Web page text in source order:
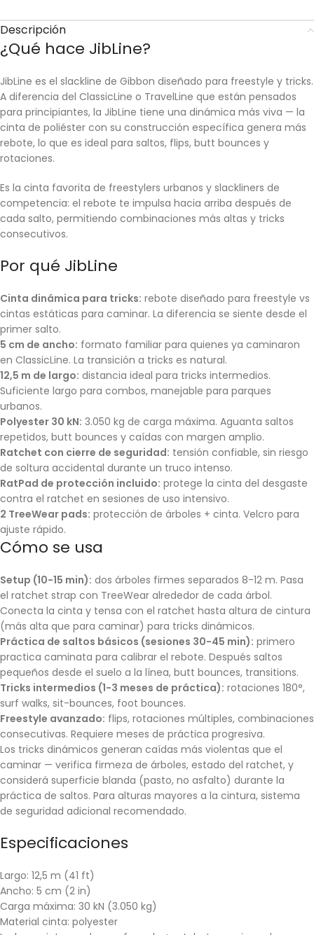
Descripción
¿Qué hace JibLine?
JibLine es el slackline de Gibbon diseñado para freestyle y tricks.
A diferencia del ClassicLine o TravelLine que están pensados
para principiantes, la JibLine tiene una dinámica más viva — la
cinta de poliéster con su construcción específica genera más
rebote, lo que es ideal para saltos, flips, butt bounces y
rotaciones.
Es la cinta favorita de freestylers urbanos y slackliners de
competencia: el rebote te impulsa hacia arriba después de
cada salto, permitiendo combinaciones más altas y tricks
consecutivos.
Por qué JibLine
Cinta dinámica para tricks: rebote diseñado para freestyle vs
cintas estáticas para caminar. La diferencia se siente desde el
primer salto.
5 cm de ancho: formato familiar para quienes ya caminaron
en ClassicLine. La transición a tricks es natural.
12,5 m de largo: distancia ideal para tricks intermedios.
Suficiente largo para combos, manejable para parques
urbanos.
Polyester 30 kN: 3.050 kg de carga máxima. Aguanta saltos
repetidos, butt bounces y caídas con margen amplio.
Ratchet con cierre de seguridad: tensión confiable, sin riesgo
de soltura accidental durante un truco intenso.
RatPad de protección incluido: protege la cinta del desgaste
contra el ratchet en sesiones de uso intensivo.
2 TreeWear pads: protección de árboles + cinta. Velcro para
ajuste rápido.
Cómo se usa
Setup (10-15 min): dos árboles firmes separados 8-12 m. Pasa
el ratchet strap con TreeWear alrededor de cada árbol.
Conecta la cinta y tensa con el ratchet hasta altura de cintura
(más alta que para caminar) para tricks dinámicos.
Práctica de saltos básicos (sesiones 30-45 min): primero
practica caminata para calibrar el rebote. Después saltos
pequeños desde el suelo a la línea, butt bounces, transitions.
Tricks intermedios (1-3 meses de práctica): rotaciones 180°,
surf walks, sit-bounces, foot bounces.
Freestyle avanzado: flips, rotaciones múltiples, combinaciones
consecutivas. Requiere meses de práctica progresiva.
Los tricks dinámicos generan caídas más violentas que el
caminar — verifica firmeza de árboles, estado del ratchet, y
considerá superficie blanda (pasto, no asfalto) durante la
práctica de saltos. Para alturas mayores a la cintura, sistema
de seguridad adicional recomendado.
Especificaciones
Largo: 12,5 m (41 ft)
Ancho: 5 cm (2 in)
Carga máxima: 30 kN (3.050 kg)
Material cinta: polyester